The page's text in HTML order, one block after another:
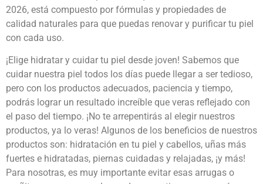
2026, está compuesto por fórmulas y propiedades de
calidad naturales para que puedas renovar y purificar tu piel
con cada uso.
¡Elige hidratar y cuidar tu piel desde joven! Sabemos que
cuidar nuestra piel todos los días puede llegar a ser tedioso,
pero con los productos adecuados, paciencia y tiempo,
podrás lograr un resultado increíble que veras reflejado con
el paso del tiempo. ¡No te arrepentirás al elegir nuestros
productos, ya lo veras! Algunos de los beneficios de nuestros
productos son: hidratación en tu piel y cabellos, uñas más
fuertes e hidratadas, piernas cuidadas y relajadas, ¡y más!
Para nosotras, es muy importante evitar esas arrugas o